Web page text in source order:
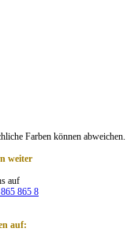
Farben können abweichen.
weiter
auf
865 8
auf: